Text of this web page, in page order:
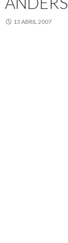
13 ABRIL 2007